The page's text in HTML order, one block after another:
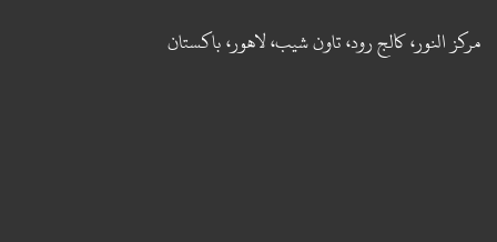
مركز النور، كالج رود، تاون شيب، لاهور، باكستان